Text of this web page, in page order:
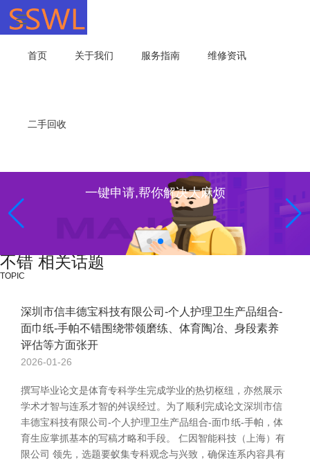
首页 关于我们 服务指南 维修资讯
二手回收
一键申请,帮你解决大麻烦
不错 相关话题
TOPIC
深圳市信丰德宝科技有限公司-个人护理卫生产品组合-
面巾纸-手帕不错围绕带领磨练、体育陶冶、身段素养
评估等方面张开
2026-01-26
撰写毕业论文是体育专科学生完成学业的热切枢纽，亦然展示
学术才智与连系才智的舛误经过。为了顺利完成论文深圳市信
丰德宝科技有限公司-个人护理卫生产品组合-面巾纸-手帕，体
育生应掌抓基本的写稿才略和手段。 仁因智能科技（上海）有
限公司 领先，选题要蚁集专科观念与兴致，确保连系内容具有